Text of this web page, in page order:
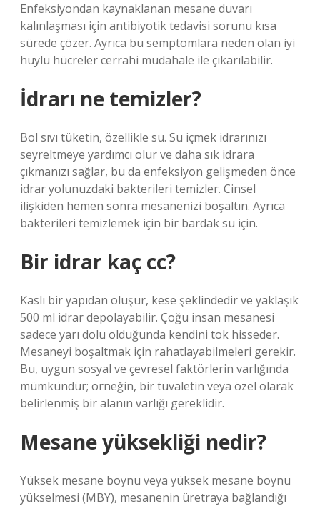
Enfeksiyondan kaynaklanan mesane duvarı
kalınlaşması için antibiyotik tedavisi sorunu kısa
sürede çözer. Ayrıca bu semptomlara neden olan iyi
huylu hücreler cerrahi müdahale ile çıkarılabilir.
İdrarı ne temizler?
Bol sıvı tüketin, özellikle su. Su içmek idrarınızı
seyreltmeye yardımcı olur ve daha sık idrara
çıkmanızı sağlar, bu da enfeksiyon gelişmeden önce
idrar yolunuzdaki bakterileri temizler. Cinsel
ilişkiden hemen sonra mesanenizi boşaltın. Ayrıca
bakterileri temizlemek için bir bardak su için.
Bir idrar kaç cc?
Kaslı bir yapıdan oluşur, kese şeklindedir ve yaklaşık
500 ml idrar depolayabilir. Çoğu insan mesanesi
sadece yarı dolu olduğunda kendini tok hisseder.
Mesaneyi boşaltmak için rahatlayabilmeleri gerekir.
Bu, uygun sosyal ve çevresel faktörlerin varlığında
mümkündür; örneğin, bir tuvaletin veya özel olarak
belirlenmiş bir alanın varlığı gereklidir.
Mesane yüksekliği nedir?
Yüksek mesane boynu veya yüksek mesane boynu
yükselmesi (MBY), mesanenin üretraya bağlandığı